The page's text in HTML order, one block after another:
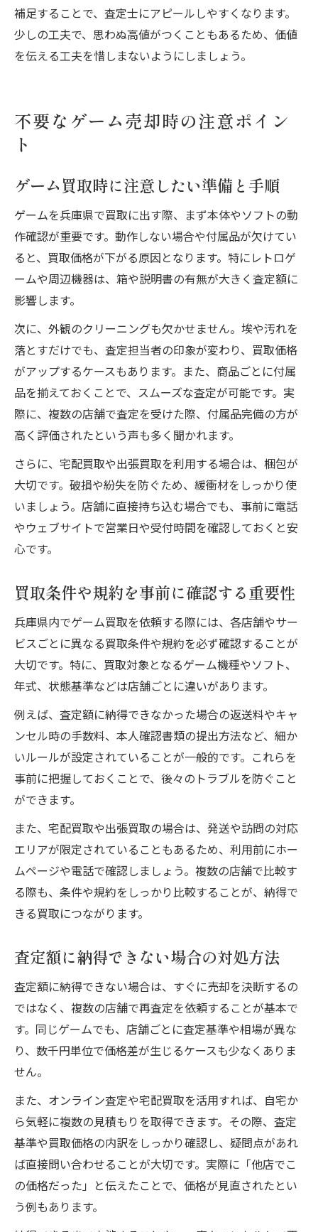
補足することで、査定士にアピールしやすくなります。
少しの工夫で、思わぬ高値がつくこともあるため、価値
を伝える工夫を惜しまないようにしましょう。
不要なゲーム売却時の注意ポイン
ト
ゲーム買取時に注意したい準備と手順
ゲームを兵庫県で買取に出す際、まず本体やソフトの動
作確認が重要です。動作しない場合や付属品が欠けてい
ると、買取価格が下がる原因となります。特にレトロゲ
ームや周辺機器は、箱や説明書の有無が大きく査定額に
影響します。
次に、外観のクリーニングも欠かせません。埃や汚れを
落とすだけでも、査定担当者の印象が変わり、買取価格
がアップするケースもあります。また、商品ごとに付属
品を揃えておくことで、スムーズな査定が可能です。実
際に、複数の店舗で査定を受けた際、付属品完備の方が
高く評価されたという声も多く聞かれます。
さらに、宅配買取や出張買取を利用する場合は、梱包が
大切です。破損や紛失を防ぐため、緩衝材をしっかり使
いましょう。店舗に直接持ち込む場合でも、事前に電話
やウェブサイトで営業日や受付時間を確認しておくと安
心です。
買取条件や規約を事前に確認する重要性
兵庫県内でゲーム買取を依頼する際には、各店舗やサー
ビスごとに異なる買取条件や規約を必ず確認することが
大切です。特に、買取対象となるゲーム機種やソフト、
年式、状態基準などは店舗ごとに違いがあります。
例えば、査定額に納得できなかった場合の返送料やキャ
ンセル時の手数料、本人確認書類の提出方法など、細か
いルールが設定されていることが一般的です。これらを
事前に把握しておくことで、後々のトラブルを防ぐこと
ができます。
また、宅配買取や出張買取の場合は、発送や訪問の対応
エリアが限定されていることもあるため、利用前にホー
ムページや電話で確認しましょう。複数の店舗で比較す
る際も、条件や規約をしっかり比較することが、納得で
きる買取につながります。
査定額に納得できない場合の対処方法
査定額に納得できない場合は、すぐに売却を決断するの
ではなく、複数の店舗で再査定を依頼することが基本で
す。同じゲームでも、店舗ごとに査定基準や相場が異な
り、数千円単位で価格差が生じるケースも少なくありま
せん。
また、オンライン査定や宅配買取を活用すれば、自宅か
ら気軽に複数の見積もりを取得できます。その際、査定
基準や買取価格の内訳をしっかり確認し、疑問点があれ
ば直接問い合わせることが大切です。実際に「他店でこ
の価格だった」と伝えたことで、価格が見直されたとい
う例もあります。